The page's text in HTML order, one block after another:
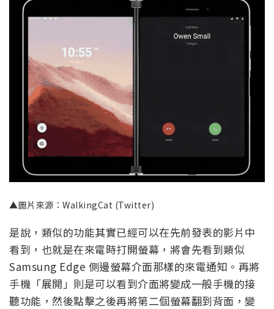
▲圖片來源：WalkingCat (Twitter)
是說，類似的功能其實已經可以在先前發表的影片中
看到，也就是在來電時打開螢幕，將會先看到類似
Samsung Edge 側邊螢幕介面那樣的來電通知。再將
手機「展開」則是可以看到介面將變成一般手機的接
聽功能，然後點擊之後再將第二個螢幕翻到背面，變